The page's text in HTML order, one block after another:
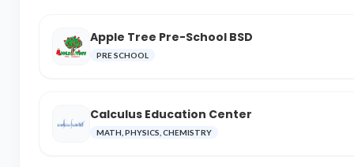
Apple Tree Pre-School BSD
PRE SCHOOL
Calculus Education Center
MATH, PHYSICS, CHEMISTRY